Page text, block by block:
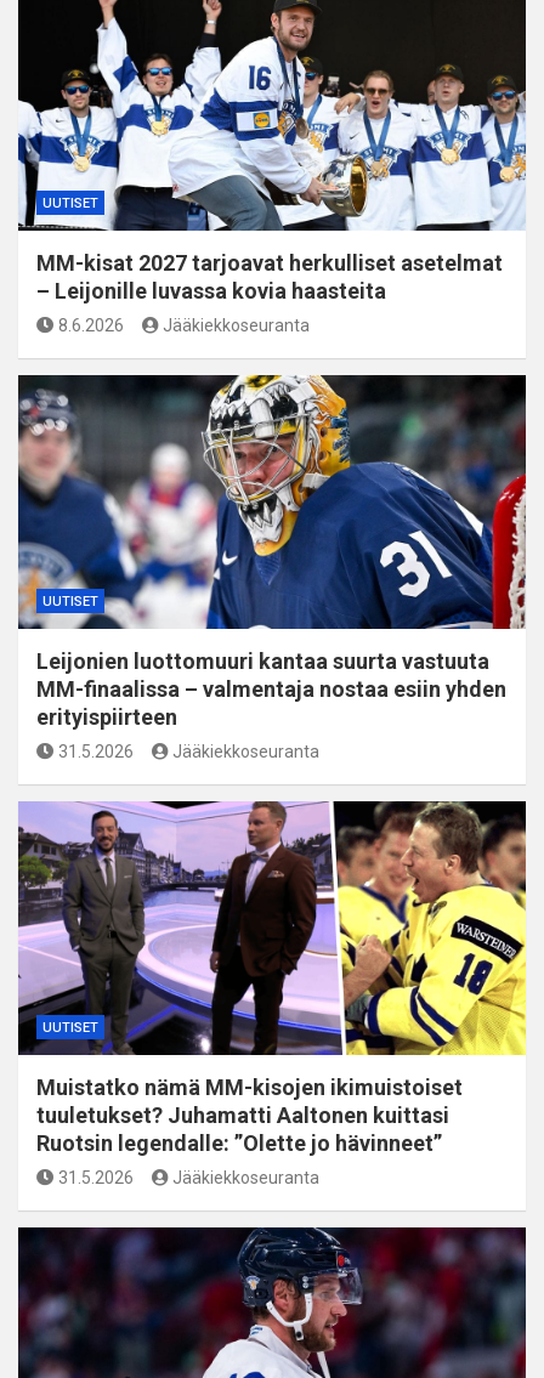
UUTISET
MM-kisat 2027 tarjoavat herkulliset asetelmat
– Leijonille luvassa kovia haasteita
8.6.2026 Jääkiekkoseuranta
UUTISET
Leijonien luottomuuri kantaa suurta vastuuta
MM-finaalissa – valmentaja nostaa esiin yhden
erityispiirteen
31.5.2026 Jääkiekkoseuranta
UUTISET
Muistatko nämä MM-kisojen ikimuistoiset
tuuletukset? Juhamatti Aaltonen kuittasi
Ruotsin legendalle: ”Olette jo hävinneet”
31.5.2026 Jääkiekkoseuranta